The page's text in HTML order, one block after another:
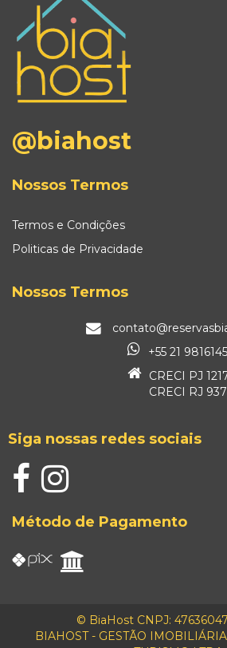
@biahost
Nossos Termos
Termos e Condições
Politicas de Privacidade
Nossos Termos
+55 21
CRECI PJ
CRECI RJ
Siga nossas redes sociais
Método de Pagamento
© BiaHost CNPJ:
BIAHOST - GESTÃO